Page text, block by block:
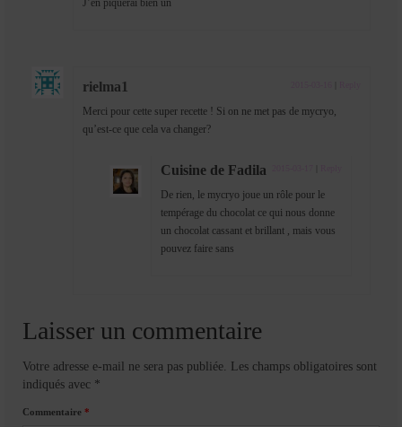
J’en piquerai bien un
rielma1
Merci pour cette super recette ! Si on ne met pas de mycryo,
qu’est-ce que cela va changer?
Cuisine de Fadila
De rien, le mycryo joue un rôle pour le
tempérage du chocolat ce qui nous donne
un chocolat cassant et brillant , mais vous
pouvez faire sans
Laisser un commentaire
Votre adresse e-mail ne sera pas publiée. Les champs obligatoires sont
indiqués avec *
Commentaire *